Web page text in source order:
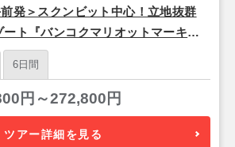
発＞スクンビット中心！立地抜群
ト『バンコクマリオットマーキス
』バンコク3泊5日
6日間
円～272,800円
ツアー詳細を見る